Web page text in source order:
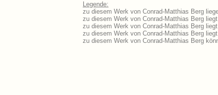
Legende:
zu diesem Werk von Conrad-Matthias Berg
zu diesem Werk von Conrad-Matthias Berg
zu diesem Werk von Conrad-Matthias Berg
zu diesem Werk von Conrad-Matthias Berg
zu diesem Werk von Conrad-Matthias Berg